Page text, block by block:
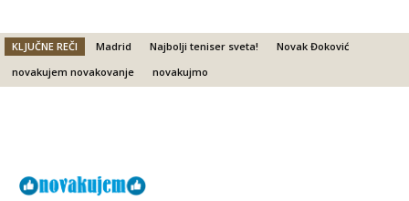
KLJUČNE REČI Madrid Najbolji teniser sveta!
Novak Đoković
novakujem novakovanje
novakujmo